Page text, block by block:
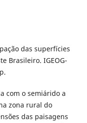
das superfícies
Brasileiro. IGEOG-
com o semiárido a
zona rural do
das paisagens